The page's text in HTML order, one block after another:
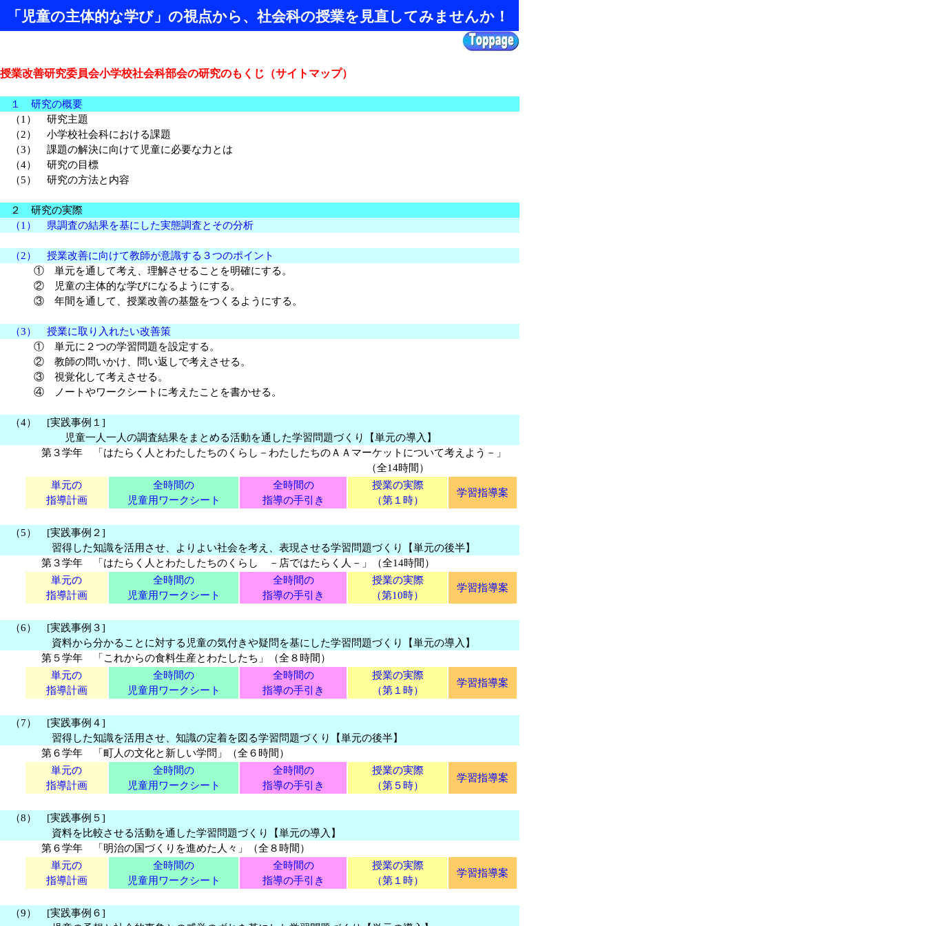
「児童の主体的な学び」の視点から、社会科の授業を見直してみませんか！
授業改善研究委員会小学校社会科部会の研究のもくじ（サイトマップ）
１ 研究の概要
（1） 研究主題
（2） 小学校社会科における課題
（3） 課題の解決に向けて児童に必要な力とは
（4） 研究の目標
（5） 研究の方法と内容
２ 研究の実際
（1） 県調査の結果を基にした実態調査とその分析
（2） 授業改善に向けて教師が意識する３つのポイント
① 単元を通して考え、理解させることを明確にする。
② 児童の主体的な学びになるようにする。
③ 年間を通して、授業改善の基盤をつくるようにする。
（3） 授業に取り入れたい改善策
① 単元に２つの学習問題を設定する。
② 教師の問いかけ、問い返しで考えさせる。
③ 視覚化して考えさせる。
④ ノートやワークシートに考えたことを書かせる。
（4） [実践事例１]
児童一人一人の調査結果をまとめる活動を通した学習問題づくり【単元の導入】
第３学年 「はたらく人とわたしたちのくらし－わたしたちのＡＡマーケットについて考えよう－」
（全14時間）
単元の
指導計画
全時間の
児童用ワークシート
全時間の
指導の手引き
授業の実際
（第１時）
学習指導案
（5） [実践事例２]
習得した知識を活用させ、よりよい社会を考え、表現させる学習問題づくり【単元の後半】
第３学年 「はたらく人とわたしたちのくらし －店ではたらく人－」（全14時間）
単元の
指導計画
全時間の
児童用ワークシート
全時間の
指導の手引き
授業の実際
（第10時）
学習指導案
（6） [実践事例３]
資料から分かることに対する児童の気付きや疑問を基にした学習問題づくり【単元の導入】
第５学年 「これからの食料生産とわたしたち」（全８時間）
単元の
指導計画
全時間の
児童用ワークシート
全時間の
指導の手引き
授業の実際
（第１時）
学習指導案
（7） [実践事例４]
習得した知識を活用させ、知識の定着を図る学習問題づくり【単元の後半】
第６学年 「町人の文化と新しい学問」（全６時間）
単元の
指導計画
全時間の
児童用ワークシート
全時間の
指導の手引き
授業の実際
（第５時）
学習指導案
（8） [実践事例５]
資料を比較させる活動を通した学習問題づくり【単元の導入】
第６学年 「明治の国づくりを進めた人々」（全８時間）
単元の
指導計画
全時間の
児童用ワークシート
全時間の
指導の手引き
授業の実際
（第１時）
学習指導案
（9） [実践事例６]